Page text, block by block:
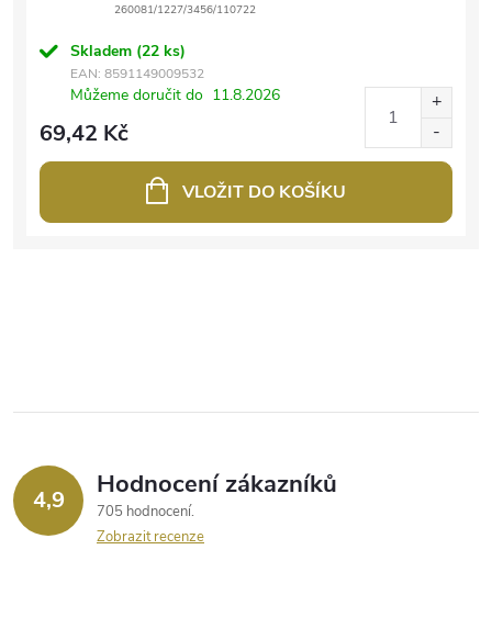
260081/1227/3456/110722
Skladem (22 ks)
EAN: 8591149009532
Můžeme doručit do 11.8.2026
69,42 Kč
VLOŽIT DO KOŠÍKU
4,9 Hodnocení zákazníků
705 hodnocení
Zobrazit recenze